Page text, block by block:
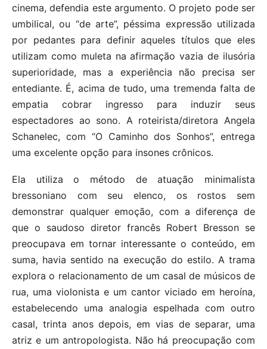
cinema, defendia este argumento. O projeto pode ser
umbilical, ou “de arte”, péssima expressão utilizada
por pedantes para definir aqueles títulos que eles
utilizam como muleta na afirmação vazia de ilusória
superioridade, mas a experiência não precisa ser
entediante. É, acima de tudo, uma tremenda falta de
empatia cobrar ingresso para induzir seus
espectadores ao sono. A roteirista/diretora Angela
Schanelec, com “O Caminho dos Sonhos”, entrega
uma excelente opção para insones crônicos.
Ela utiliza o método de atuação minimalista
bressoniano com seu elenco, os rostos sem
demonstrar qualquer emoção, com a diferença de
que o saudoso diretor francês Robert Bresson se
preocupava em tornar interessante o conteúdo, em
suma, havia sentido na execução do estilo. A trama
explora o relacionamento de um casal de músicos de
rua, uma violonista e um cantor viciado em heroína,
estabelecendo uma analogia espelhada com outro
casal, trinta anos depois, em vias de separar, uma
atriz e um antropologista. Não há preocupação com